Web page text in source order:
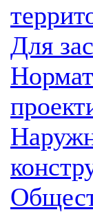
Для